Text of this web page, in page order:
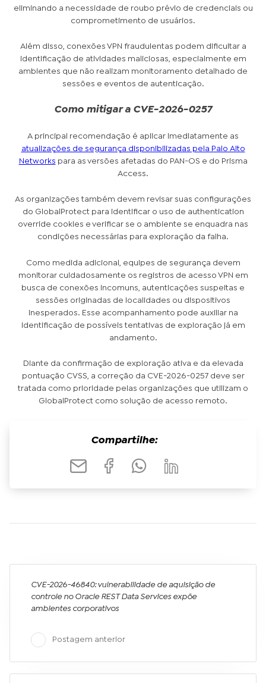
eliminando a necessidade de roubo prévio de credenciais ou
comprometimento de usuários.
Além disso, conexões VPN fraudulentas podem dificultar a
identificação de atividades maliciosas, especialmente em
ambientes que não realizam monitoramento detalhado de
sessões e eventos de autenticação.
Como mitigar a CVE-2026-0257
A principal recomendação é aplicar imediatamente as
atualizações de segurança disponibilizadas pela Palo Alto
Networks para as versões afetadas do PAN-OS e do Prisma
Access.
As organizações também devem revisar suas configurações
do GlobalProtect para identificar o uso de authentication
override cookies e verificar se o ambiente se enquadra nas
condições necessárias para exploração da falha.
Como medida adicional, equipes de segurança devem
monitorar cuidadosamente os registros de acesso VPN em
busca de conexões incomuns, autenticações suspeitas e
sessões originadas de localidades ou dispositivos
inesperados. Esse acompanhamento pode auxiliar na
identificação de possíveis tentativas de exploração já em
andamento.
Diante da confirmação de exploração ativa e da elevada
pontuação CVSS, a correção da CVE-2026-0257 deve ser
tratada como prioridade pelas organizações que utilizam o
GlobalProtect como solução de acesso remoto.
Compartilhe:
CVE-2026-46840: vulnerabilidade de aquisição de
controle no Oracle REST Data Services expõe
ambientes corporativos
Postagem anterior